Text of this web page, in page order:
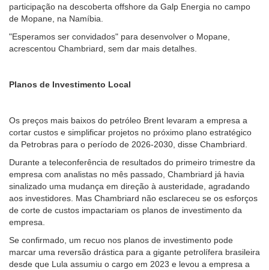
participação na descoberta offshore da Galp Energia no campo
de Mopane, na Namíbia.
"Esperamos ser convidados" para desenvolver o Mopane,
acrescentou Chambriard, sem dar mais detalhes.
Planos de Investimento Local
Os preços mais baixos do petróleo Brent levaram a empresa a
cortar custos e simplificar projetos no próximo plano estratégico
da Petrobras para o período de 2026-2030, disse Chambriard.
Durante a teleconferência de resultados do primeiro trimestre da
empresa com analistas no mês passado, Chambriard já havia
sinalizado uma mudança em direção à austeridade, agradando
aos investidores. Mas Chambriard não esclareceu se os esforços
de corte de custos impactariam os planos de investimento da
empresa.
Se confirmado, um recuo nos planos de investimento pode
marcar uma reversão drástica para a gigante petrolífera brasileira
desde que Lula assumiu o cargo em 2023 e levou a empresa a